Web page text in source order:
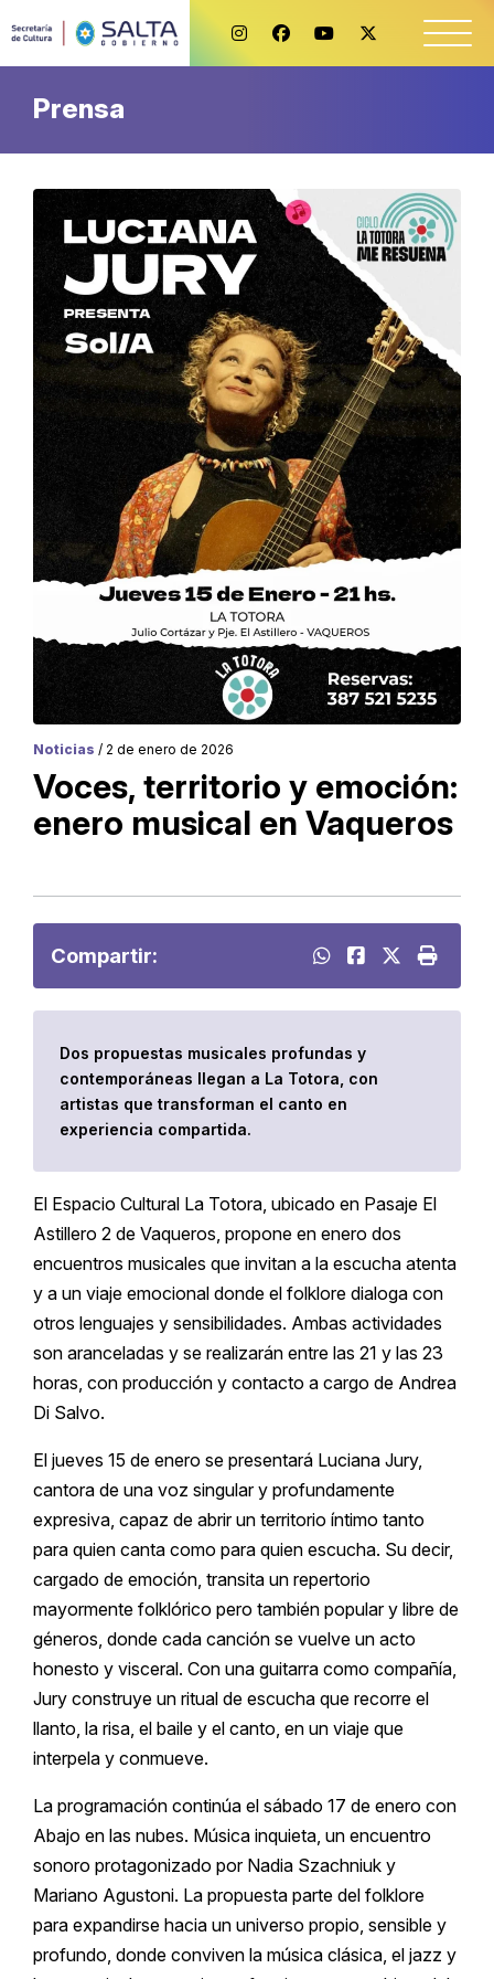
Prensa
Noticias / 2 de enero de 2026
Voces, territorio y emoción:
enero musical en Vaqueros
Compartir:
Dos propuestas musicales profundas y
contemporáneas llegan a La Totora, con
artistas que transforman el canto en
experiencia compartida.
El Espacio Cultural La Totora, ubicado en Pasaje El
Astillero 2 de Vaqueros, propone en enero dos
encuentros musicales que invitan a la escucha atenta
y a un viaje emocional donde el folklore dialoga con
otros lenguajes y sensibilidades. Ambas actividades
son aranceladas y se realizarán entre las 21 y las 23
horas, con producción y contacto a cargo de Andrea
Di Salvo.
El jueves 15 de enero se presentará Luciana Jury,
cantora de una voz singular y profundamente
expresiva, capaz de abrir un territorio íntimo tanto
para quien canta como para quien escucha. Su decir,
cargado de emoción, transita un repertorio
mayormente folklórico pero también popular y libre de
géneros, donde cada canción se vuelve un acto
honesto y visceral. Con una guitarra como compañía,
Jury construye un ritual de escucha que recorre el
llanto, la risa, el baile y el canto, en un viaje que
interpela y conmueve.
La programación continúa el sábado 17 de enero con
Abajo en las nubes. Música inquieta, un encuentro
sonoro protagonizado por Nadia Szachniuk y
Mariano Agustoni. La propuesta parte del folklore
para expandirse hacia un universo propio, sensible y
profundo, donde conviven la música clásica, el jazz y